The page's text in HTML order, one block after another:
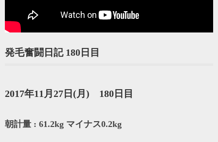
発毛奮闘日記 180日目
2017年11月27日(月) 180日目
朝計量 : 61.2kg マイナス0.2kg